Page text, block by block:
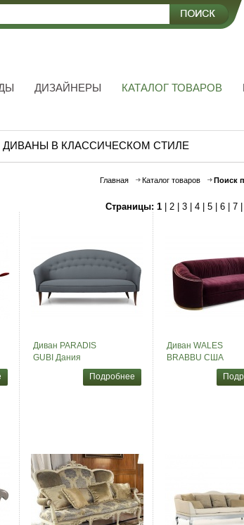
ДИЗАЙНЕРЫ КАТАЛОГ ТОВАРОВ
ДИВАНЫ В КЛАССИЧЕСКОМ СТИЛЕ
Главная Каталог товаров Поиск
Страницы: 1| 2| 3| 4| 5| 6| 7|
Диван PARADIS
GUBI Дания
Подробнее
Диван WALES
BRABBU США